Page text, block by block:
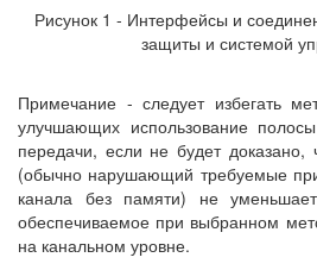
Рисунок 1 - Интерфейсы и
защиты и системой
Примечание - следует избегать
улучшающих использование
передачи, если не будет доказано,
(обычно нарушающий требуемые
канала без памяти) не
обеспечиваемое при выбранном
на канальном уровне.